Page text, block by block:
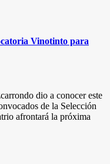
Vinotinto para
dio a conocer este
de la Selección
afrontará la próxima